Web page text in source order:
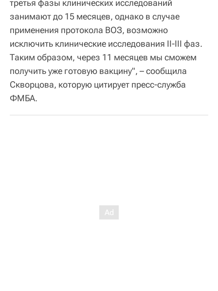
третья фазы клинических исследований
занимают до 15 месяцев, однако в случае
применения протокола ВОЗ, возможно
исключить клинические исследования II-III фаз.
Таким образом, через 11 месяцев мы сможем
получить уже готовую вакцину", – сообщила
Скворцова, которую цитирует пресс-служба
ФМБА.